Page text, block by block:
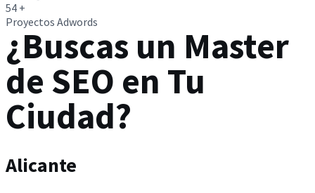
54 +
Proyectos Adwords
¿Buscas un Master
de SEO en Tu
Ciudad?
Alicante